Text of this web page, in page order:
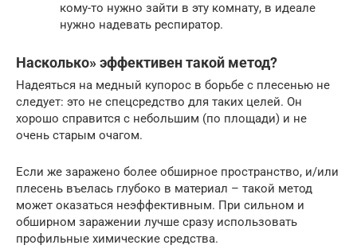
кому-то нужно зайти в эту комнату, в идеале
нужно надевать респиратор.
Насколько» эффективен такой метод?
Надеяться на медный купорос в борьбе с плесенью не
следует: это не спецсредство для таких целей. Он
хорошо справится с небольшим (по площади) и не
очень старым очагом.
Если же заражено более обширное пространство, и/или
плесень въелась глубоко в материал – такой метод
может оказаться неэффективным. При сильном и
обширном заражении лучше сразу использовать
профильные химические средства.